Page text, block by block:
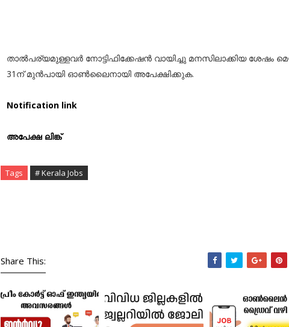
താൽപര്യമുള്ളവർ നോട്ടിഫിക്കേഷൻ വായിച്ചു മനസിലാക്കിയ ശേഷം
31ന് മുൻപായി ഓൺലൈനായി അപേക്ഷിക്കുക.
Notification link
അപേക്ഷ ലിങ്ക്
Tags # Kerala Jobs
Share This: